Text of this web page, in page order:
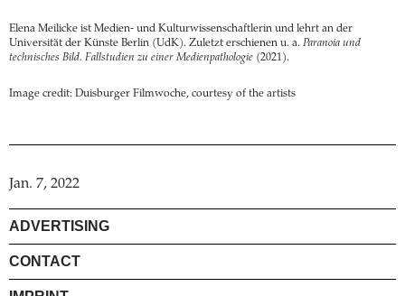
Elena Meilicke ist Medien- und Kulturwissenschaftlerin und lehrt an der
Universität der Künste Berlin (UdK). Zuletzt erschienen u. a. Paranoia und
technisches Bild. Fallstudien zu einer Medienpathologie (2021).
Image credit: Duisburger Filmwoche, courtesy of the artists
Jan. 7, 2022
ADVERTISING
CONTACT